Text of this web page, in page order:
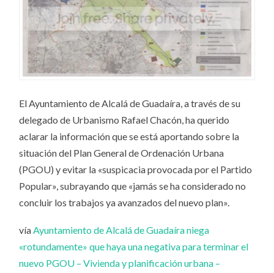
El Ayuntamiento de Alcalá de Guadaíra, a través de su
delegado de Urbanismo Rafael Chacón, ha querido
aclarar la información que se está aportando sobre la
situación del Plan General de Ordenación Urbana
(PGOU) y evitar la «suspicacia provocada por el Partido
Popular», subrayando que «jamás se ha considerado no
concluir los trabajos ya avanzados del nuevo plan».
víaAyuntamiento de Alcalá de Guadaíra niega
«rotundamente» que haya una negativa para terminar el
nuevo PGOU – Vivienda y planificación urbana –